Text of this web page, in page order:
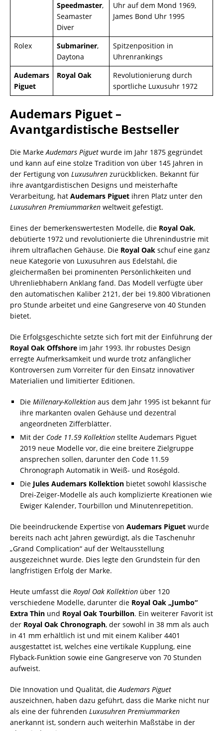
Speedmaster,
Seamaster
Diver
Uhr auf dem Mond 1969,
James Bond Uhr 1995
Rolex Submariner,
Daytona
Spitzenposition in
Uhrenrankings
Audemars
Piguet
Royal Oak
Revolutionierung durch
sportliche Luxusuhr 1972
Audemars Piguet –
Avantgardistische Bestseller
Die MarkeAudemars Piguet wurde im Jahr 1875 gegründet
und kann auf eine stolze Tradition von über 145 Jahren in
der Fertigung von Luxusuhren zurückblicken. Bekannt für
ihre avantgardistischen Designs und meisterhafte
Verarbeitung, hat Audemars Piguet ihren Platz unter den
Luxusuhren Premiummarken weltweit gefestigt.
Eines der bemerkenswertesten Modelle, die Royal Oak,
debütierte 1972 und revolutionierte die Uhrenindustrie mit
ihrem ultraflachen Gehäuse. Die Royal Oak schuf eine ganz
neue Kategorie von Luxusuhren aus Edelstahl, die
gleichermaßen bei prominenten Persönlichkeiten und
Uhrenliebhabern Anklang fand. Das Modell verfügte über
den automatischen Kaliber 2121, der bei 19.800 Vibrationen
pro Stunde arbeitet und eine Gangreserve von 40 Stunden
bietet.
Die Erfolgsgeschichte setzte sich fort mit der Einführung der
Royal Oak Offshore im Jahr 1993. Ihr robustes Design
erregte Aufmerksamkeit und wurde trotz anfänglicher
Kontroversen zum Vorreiter für den Einsatz innovativer
Materialien und limitierter Editionen.
Die Millenary-Kollektion aus dem Jahr 1995 ist bekannt für
ihre markanten ovalen Gehäuse und dezentral
angeordneten Zifferblätter.
Mit der Code 11.59 Kollektion stellte Audemars Piguet
2019 neue Modelle vor, die eine breitere Zielgruppe
ansprechen sollen, darunter den Code 11.59
Chronograph Automatik in Weiß- und Roségold.
Die Jules Audemars Kollektion bietet sowohl klassische
Drei-Zeiger-Modelle als auch komplizierte Kreationen wie
Ewiger Kalender, Tourbillon und Minutenrepetition.
Die beeindruckende Expertise von Audemars Piguet wurde
bereits nach acht Jahren gewürdigt, als die Taschenuhr
„Grand Complication“ auf der Weltausstellung
ausgezeichnet wurde. Dies legte den Grundstein für den
langfristigen Erfolg der Marke.
Heute umfasst die Royal Oak Kollektion über 120
verschiedene Modelle, darunter die Royal Oak „Jumbo“
Extra Thin und Royal Oak Tourbillon. Ein weiterer Favorit ist
der Royal Oak Chronograph, der sowohl in 38 mm als auch
in 41 mm erhältlich ist und mit einem Kaliber 4401
ausgestattet ist, welches eine vertikale Kupplung, eine
Flyback-Funktion sowie eine Gangreserve von 70 Stunden
aufweist.
Die Innovation und Qualität, dieAudemars Piguet
auszeichnen, haben dazu geführt, dass die Marke nicht nur
als eine der führenden Luxusuhren Premiummarken
anerkannt ist, sondern auch weiterhin Maßstäbe in der